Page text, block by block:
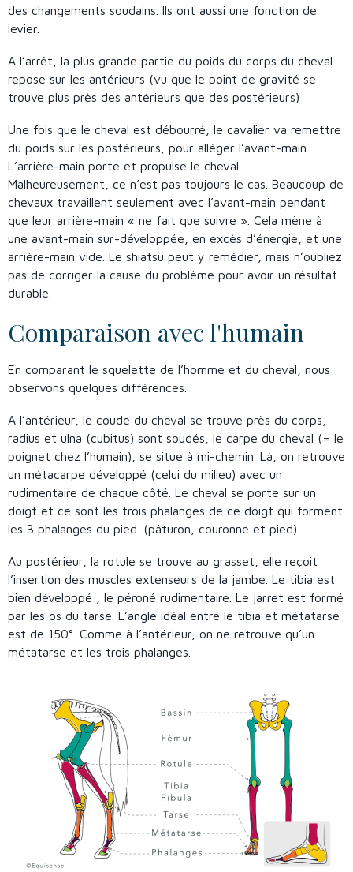
des changements soudains. Ils ont aussi une fonction de
levier.
A l’arrêt, la plus grande partie du poids du corps du cheval
repose sur les antérieurs (vu que le point de gravité se
trouve plus près des antérieurs que des postérieurs)
Une fois que le cheval est débourré, le cavalier va remettre
du poids sur les postérieurs, pour alléger l’avant-main.
L’arrière-main porte et propulse le cheval.
Malheureusement, ce n’est pas toujours le cas. Beaucoup de
chevaux travaillent seulement avec l’avant-main pendant
que leur arrière-main « ne fait que suivre ». Cela mène à
une avant-main sur-développée, en excès d’énergie, et une
arrière-main vide. Le shiatsu peut y remédier, mais n’oubliez
pas de corriger la cause du problème pour avoir un résultat
durable.
Comparaison avec l'humain
En comparant le squelette de l’homme et du cheval, nous
observons quelques différences.
A l’antérieur, le coude du cheval se trouve près du corps,
radius et ulna (cubitus) sont soudés, le carpe du cheval (= le
poignet chez l’humain), se situe à mi-chemin. Là, on retrouve
un métacarpe développé (celui du milieu) avec un
rudimentaire de chaque côté. Le cheval se porte sur un
doigt et ce sont les trois phalanges de ce doigt qui forment
les 3 phalanges du pied. (pâturon, couronne et pied)
Au postérieur, la rotule se trouve au grasset, elle reçoit
l’insertion des muscles extenseurs de la jambe. Le tibia est
bien développé , le péroné rudimentaire. Le jarret est formé
par les os du tarse. L’angle idéal entre le tibia et métatarse
est de 150°. Comme à l’antérieur, on ne retrouve qu’un
métatarse et les trois phalanges.